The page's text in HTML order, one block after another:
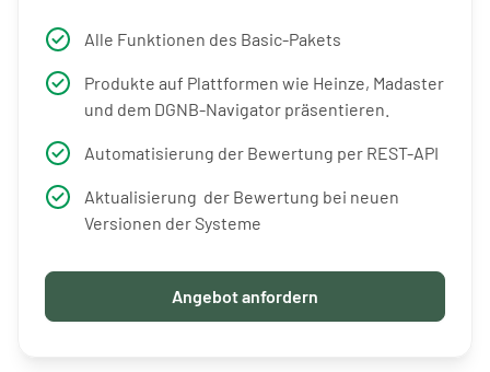
Alle Funktionen des Basic-Pakets
Produkte auf Plattformen wie Heinze, Madaster
und dem DGNB-Navigator präsentieren.
Automatisierung der Bewertung per REST-API
Aktualisierung der Bewertung bei neuen
Versionen der Systeme
Angebot anfordern